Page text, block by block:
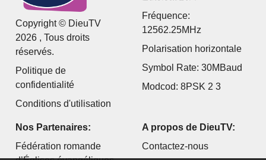
Copyright © DieuTV
2026 , Tous droits
réservés.
Politique de
confidentialité
Conditions d'utilisation
Fréquence:
12562.25MHz
Polarisation horizontale
Symbol Rate: 30MBaud
Modcod: 8PSK 2 3
Nos Partenaires:
Fédération romande
A propos de DieuTV:
Contactez-nous